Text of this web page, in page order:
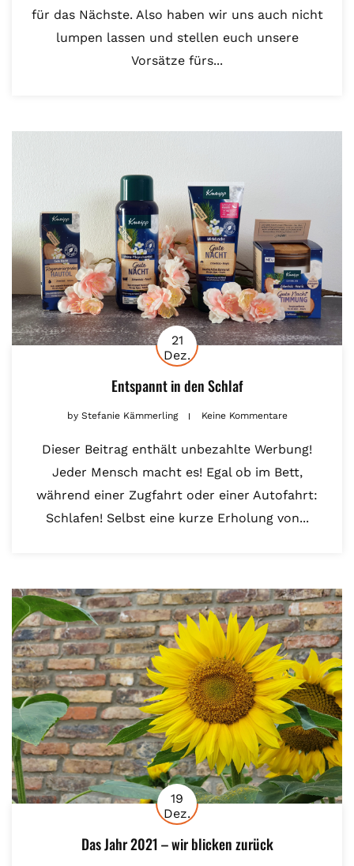
für das Nächste. Also haben wir uns auch nicht
lumpen lassen und stellen euch unsere
Vorsätze fürs...
21
Dez.
Entspannt in den Schlaf
byStefanie Kämmerling Keine Kommentare
Dieser Beitrag enthält unbezahlte Werbung!
Jeder Mensch macht es! Egal ob im Bett,
während einer Zugfahrt oder einer Autofahrt:
Schlafen! Selbst eine kurze Erholung von...
19
Dez.
Das Jahr 2021 – wir blicken zurück